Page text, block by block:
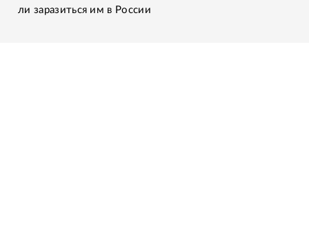
ли заразиться им в России